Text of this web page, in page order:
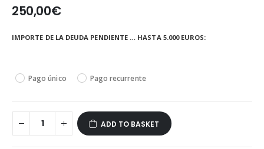
0out of 5
250,00€
IMPORTE DE LA DEUDA PENDIENTE … HASTA 5.000 EUROS
Pago único Pago recurrente
ADD TO BASKET